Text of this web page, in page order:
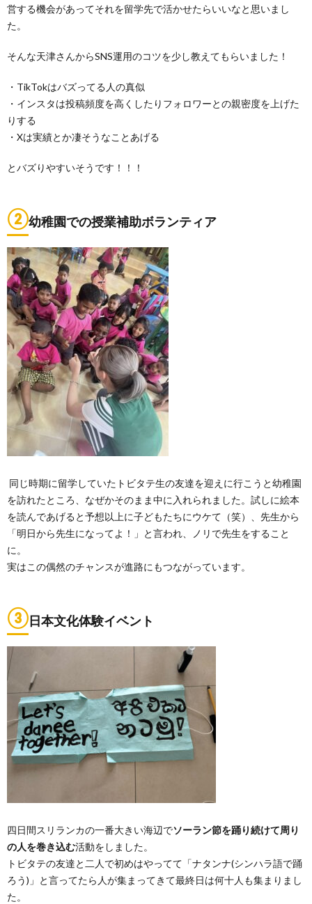
営する機会があってそれを留学先で活かせたらいいなと思いまし
た。
そんな天津さんからSNS運用のコツを少し教えてもらいました！
・TikTokはバズってる人の真似
・インスタは投稿頻度を高くしたりフォロワーとの親密度を上げた
りする
・Xは実績とか凄そうなことあげる
とバズりやすいそうです！！！
②幼稚園での授業補助ボランティア
同じ時期に留学していたトビタテ生の友達を迎えに行こうと幼稚園
を訪れたところ、なぜかそのまま中に入れられました。試しに絵本
を読んであげると予想以上に子どもたちにウケて（笑）、先生から
「明日から先生になってよ！」と言われ、ノリで先生をすること
に。
実はこの偶然のチャンスが進路にもつながっています。
③日本文化体験イベント
四日間スリランカの一番大きい海辺でソーラン節を踊り続けて周り
の人を巻き込む活動をしました。
トビタテの友達と二人で初めはやってて「ナタンナ(シンハラ語で踊
ろう)」と言ってたら人が集まってきて最終日は何十人も集まりまし
た。